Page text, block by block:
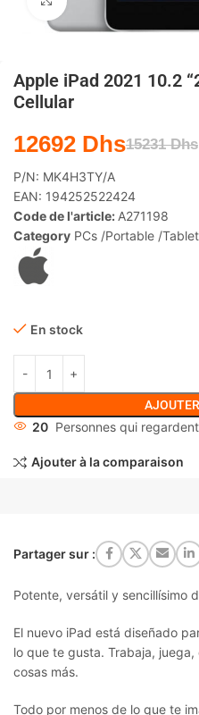
Apple iPad 2021 10.2
Cellular
15231Dhs
12692 Dhs
P/N: MK4H3TY/A
EAN: 194252522424
Code de l'article: A271198
Category PCs /Portable /
En stock
20 Personnes qui
Ajouter à la comparaison
Partager sur :
Potente, versátil y sencillísimo
El nuevo iPad está diseñado
lo que te gusta. Trabaja,
cosas más.
Todo por menos de lo que te